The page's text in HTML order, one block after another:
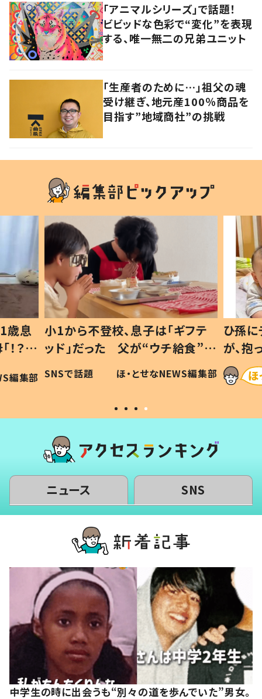
「アニマルシリーズ」で話題！
ビビッドな色彩で“変化”を表現
する、唯一無二の兄弟ユニット
「生産者のために…」祖父の魂
受け継ぎ、地元産100％商品を
目指す”地域商社”の挑戦
歳息
？」
編集部
小1から不登校、息子は「ギフテ
ッド」だった 父が“ウチ給食”を
作り続ける理由とは #令和の親
#令和の子
SNSで話題 ほ・とせなNEWS編集部
ひ孫
が、
「涙が
い」
ニュース SNS
中学生の時に出会うも“別々の道を歩んでいた”男女。